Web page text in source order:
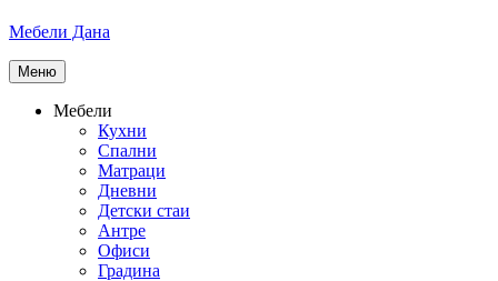
Мебели Дана
Меню
Мебели
Кухни
Спални
Матраци
Дневни
Детски стаи
Антре
Офиси
Градина